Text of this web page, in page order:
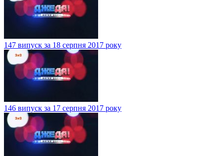
147 випуск за 18 серпня 2017 року
146 випуск за 17 серпня 2017 року